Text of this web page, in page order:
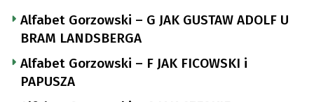
Alfabet Gorzowski – G JAK GUSTAW ADOLF U
BRAM LANDSBERGA
Alfabet Gorzowski – F JAK FICOWSKI i
PAPUSZA